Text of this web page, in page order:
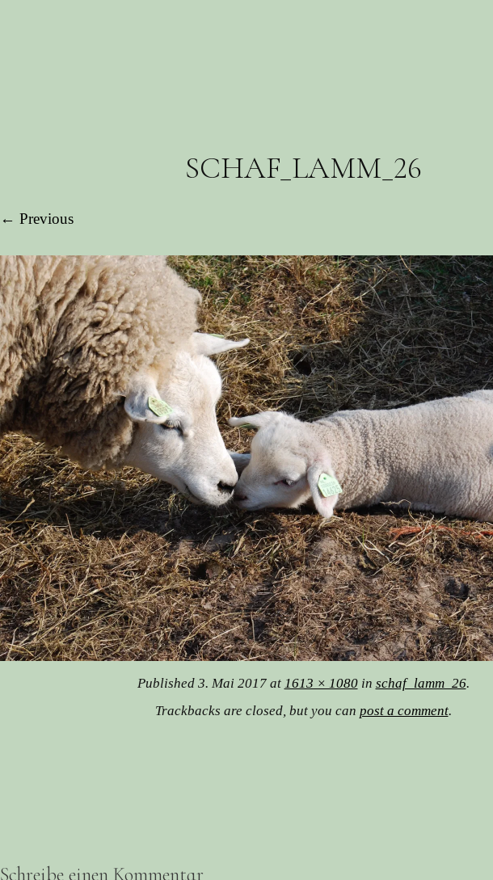
SCHAF_LAMM_26
← Previous
Published 3. Mai 2017at 1613 × 1080in schaf_lamm_26.
Trackbacks are closed, but you can post a comment.
Schreibe einen Kommentar